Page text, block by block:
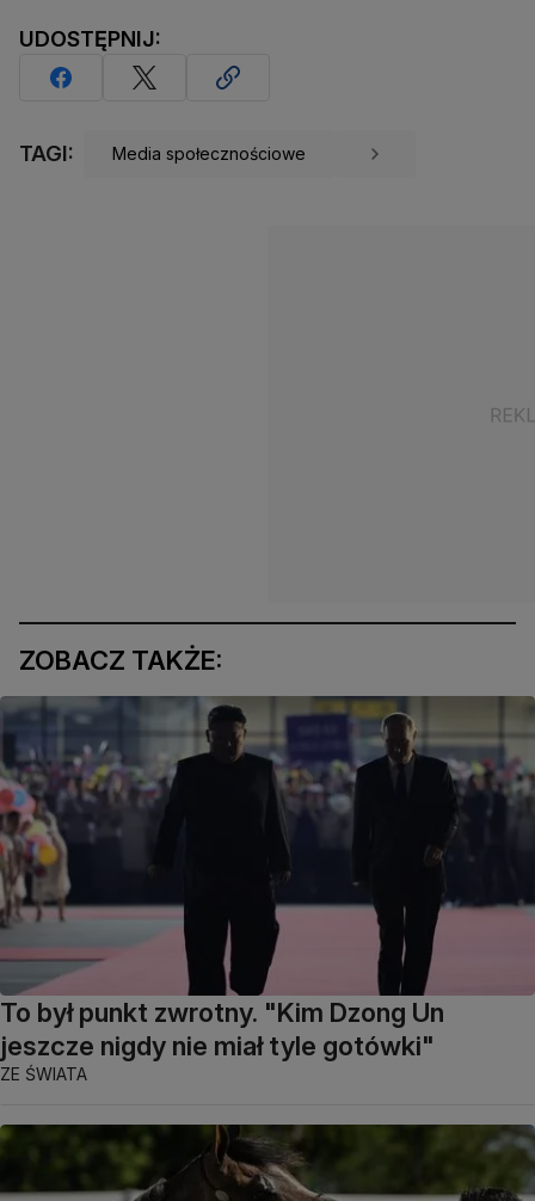
UDOSTĘPNIJ:
TAGI: Media społecznościowe
ZOBACZ TAKŻE:
To był punkt zwrotny. "Kim Dzong Un
jeszcze nigdy nie miał tyle gotówki"
ZE ŚWIATA